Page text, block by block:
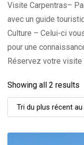
Visite Carpentras–
avec un guide
Culture – Celui-ci
pour une
Réservez votre visite
Showing all 2 results